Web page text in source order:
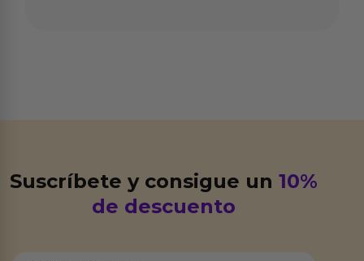
Suscríbete y consigue un10%
de descuento